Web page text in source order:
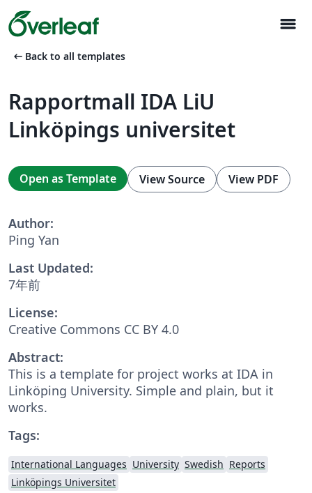
menu
arrow_left_alt Back to all templates
Rapportmall IDA LiU
Linköpings universitet
Open as Template View Source View PDF
Author:
Ping Yan
Last Updated:
7年前
License:
Creative Commons CC BY 4.0
Abstract:
This is a template for project works at IDA in
Linköping University. Simple and plain, but it
works.
Tags:
International Languages University Swedish Reports
Linköpings Universitet